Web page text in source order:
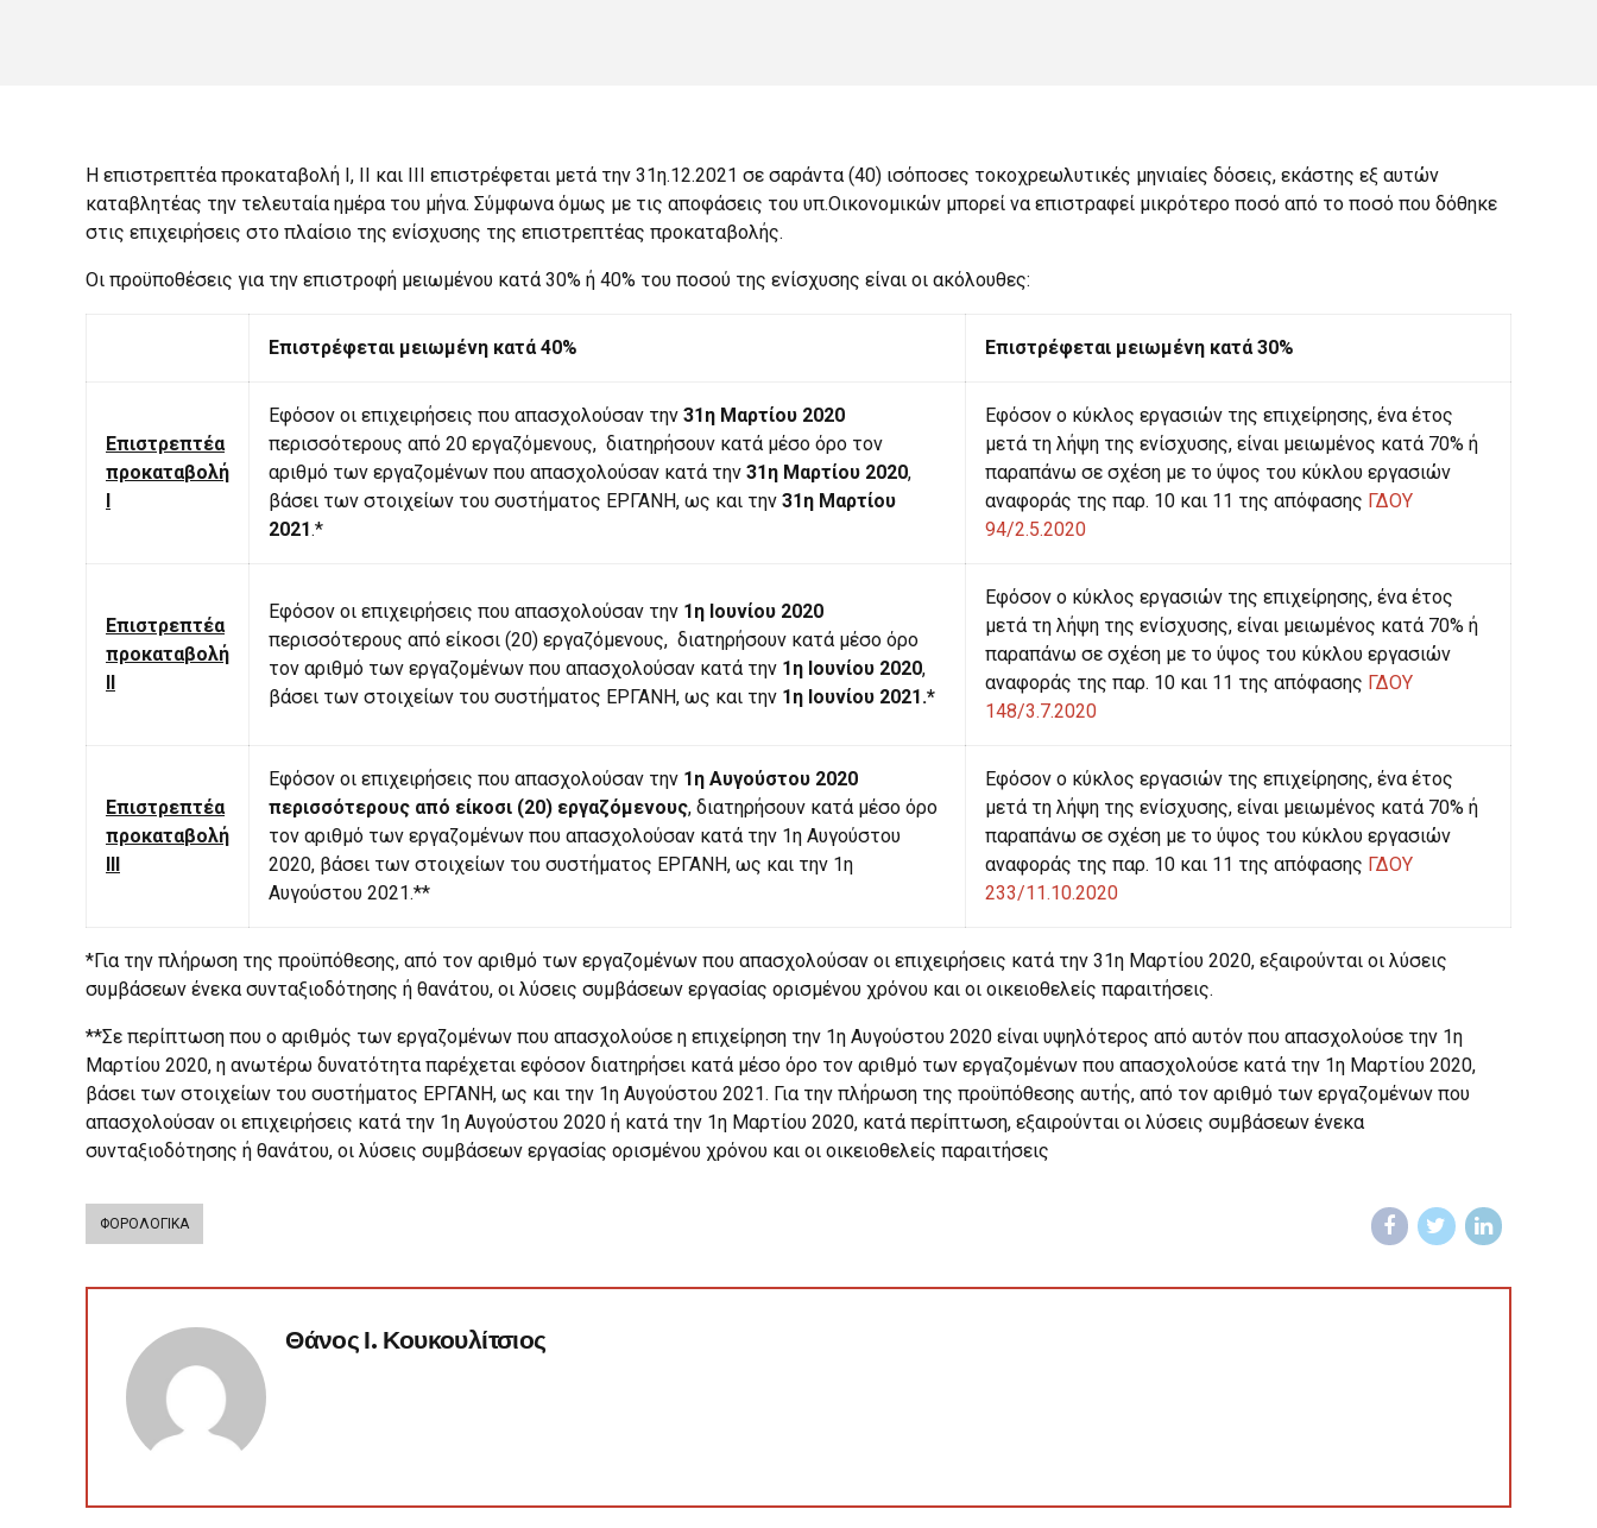
Η επιστρεπτέα προκαταβολή Ι, ΙΙ και ΙΙΙ επιστρέφεται μετά την 31η.12.2021 σε σαράντα (40) ισόποσες τοκοχρεωλυτικές μηνιαίες δόσεις, εκάστης εξ αυτών
καταβλητέας την τελευταία ημέρα του μήνα. Σύμφωνα όμως με τις αποφάσεις του υπ.Οικονομικών μπορεί να επιστραφεί μικρότερο ποσό από το ποσό που δόθηκε
στις επιχειρήσεις στο πλαίσιο της ενίσχυσης της επιστρεπτέας προκαταβολής.
Οι προϋποθέσεις για την επιστροφή μειωμένου κατά 30% ή 40% του ποσού της ενίσχυσης είναι οι ακόλουθες:
Επιστρέφεται μειωμένη κατά 40% Επιστρέφεται μειωμένη κατά 30%
Επιστρεπτέα
προκαταβολή
Εφόσον οι επιχειρήσεις που απασχολούσαν την 31η Μαρτίου 2020
περισσότερους από 20 εργαζόμενους, διατηρήσουν κατά μέσο όρο τον
αριθμό των εργαζομένων που απασχολούσαν κατά την 31η Μαρτίου 2020,
βάσει των στοιχείων του συστήματος ΕΡΓΑΝΗ, ως και την 31η Μαρτίου
2021.*
Εφόσον ο κύκλος εργασιών της επιχείρησης, ένα έτος
μετά τη λήψη της ενίσχυσης, είναι μειωμένος κατά 70% ή
παραπάνω σε σχέση με το ύψος του κύκλου εργασιών
αναφοράς της παρ. 10 και 11 της απόφασης ΓΔΟΥ
94/2.5.2020
Επιστρεπτέα
προκαταβολή
Εφόσον οι επιχειρήσεις που απασχολούσαν την 1η Ιουνίου 2020
περισσότερους από είκοσι (20) εργαζόμενους, διατηρήσουν κατά μέσο όρο
τον αριθμό των εργαζομένων που απασχολούσαν κατά την 1η Ιουνίου 2020,
βάσει των στοιχείων του συστήματος ΕΡΓΑΝΗ, ως και την 1η Ιουνίου 2021.*
Εφόσον ο κύκλος εργασιών της επιχείρησης, ένα έτος
μετά τη λήψη της ενίσχυσης, είναι μειωμένος κατά 70% ή
παραπάνω σε σχέση με το ύψος του κύκλου εργασιών
αναφοράς της παρ. 10 και 11 της απόφασης ΓΔΟΥ
148/3.7.2020
Επιστρεπτέα
προκαταβολή
Εφόσον οι επιχειρήσεις που απασχολούσαν την 1η Αυγούστου 2020
περισσότερους από είκοσι (20) εργαζόμενους, διατηρήσουν κατά μέσο όρο
τον αριθμό των εργαζομένων που απασχολούσαν κατά την 1η Αυγούστου
2020, βάσει των στοιχείων του συστήματος ΕΡΓΑΝΗ, ως και την 1η
Αυγούστου 2021.**
Εφόσον ο κύκλος εργασιών της επιχείρησης, ένα έτος
μετά τη λήψη της ενίσχυσης, είναι μειωμένος κατά 70% ή
παραπάνω σε σχέση με το ύψος του κύκλου εργασιών
αναφοράς της παρ. 10 και 11 της απόφασης ΓΔΟΥ
233/11.10.2020
*Για την πλήρωση της προϋπόθεσης, από τον αριθμό των εργαζομένων που απασχολούσαν οι επιχειρήσεις κατά την 31η Μαρτίου 2020, εξαιρούνται οι λύσεις
συμβάσεων ένεκα συνταξιοδότησης ή θανάτου, οι λύσεις συμβάσεων εργασίας ορισμένου χρόνου και οι οικειοθελείς παραιτήσεις.
**Σε περίπτωση που ο αριθμός των εργαζομένων που απασχολούσε η επιχείρηση την 1η Αυγούστου 2020 είναι υψηλότερος από αυτόν που απασχολούσε την 1η
Μαρτίου 2020, η ανωτέρω δυνατότητα παρέχεται εφόσον διατηρήσει κατά μέσο όρο τον αριθμό των εργαζομένων που απασχολούσε κατά την 1η Μαρτίου 2020,
βάσει των στοιχείων του συστήματος ΕΡΓΑΝΗ, ως και την 1η Αυγούστου 2021. Για την πλήρωση της προϋπόθεσης αυτής, από τον αριθμό των εργαζομένων που
απασχολούσαν οι επιχειρήσεις κατά την 1η Αυγούστου 2020 ή κατά την 1η Μαρτίου 2020, κατά περίπτωση, εξαιρούνται οι λύσεις συμβάσεων ένεκα
συνταξιοδότησης ή θανάτου, οι λύσεις συμβάσεων εργασίας ορισμένου χρόνου και οι οικειοθελείς παραιτήσεις
ΦΟΡΟΛΟΓΙΚΑ
Θάνος Ι. Κουκουλίτσιος